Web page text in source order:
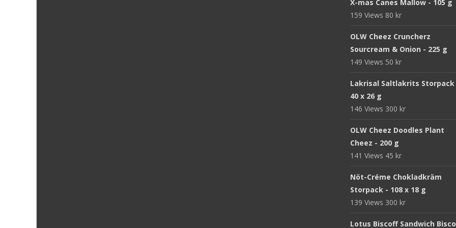
X-mas Canes Mallow - 105 g
159 Views 80 kr
OLW Cheez Cruncherz
Sourcream & Onion - 225 g
149 Views 50 kr
Lakrisal Saltlakrits Storpack
40 x 26 g
146 Views 300 kr
OLW Cheez Doodles Plant
Cheez - 200 g
141 Views 45 kr
Nöt-Créme Chokladkräm
Storpack - 108 x 18 g
139 Views 300 kr
Lotus Biscoff Sandwich